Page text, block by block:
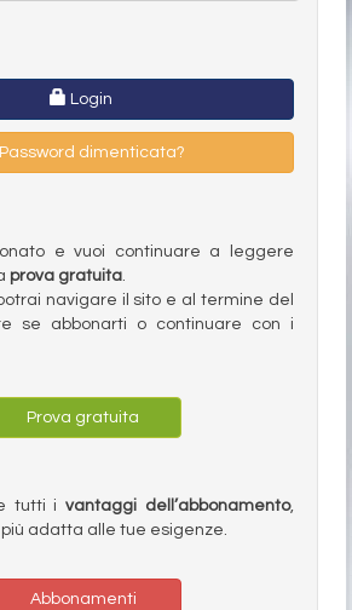
Login
dimenticata?
e vuoi continuare a leggere
prova gratuita.
navigare il sito e al termine del
se abbonarti o continuare con i
Prova gratuita
tutti ivantaggi dell’abbonamento,
adatta alle tue esigenze.
Abbonamenti